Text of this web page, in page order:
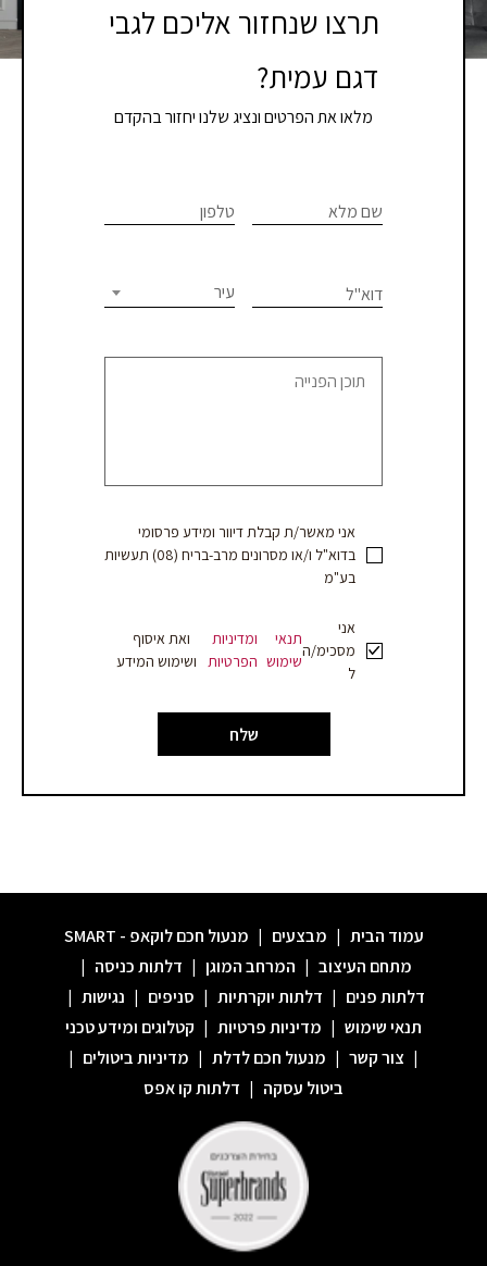
תרצו שנחזור אליכם לגבי
דגם עמית?
מלאו את הפרטים ונציג שלנו יחזור בהקדם
פגישת
או
הצעת
שם מלא טלפון
דוא"ל עיר
אני מאשר/ת קבלת דיוור ומידע פרסומי
בדוא"ל ו/או מסרונים מרב-בריח (08) תעשיות
בע"מ
אני
מסכימ/ה
ל
תנאי
שימוש
ומדיניות
הפרטיות
ואת איסוף
ושימוש המידע
שלח
are
this
field
עמוד הבית | מבצעים | מנעול חכם לוקאפ - SMART
מתחם העיצוב | המרחב המוגן | דלתות כניסה |
דלתות פנים | דלתות יוקרתיות | סניפים | נגישות |
תנאי שימוש | מדיניות פרטיות | קטלוגים ומידע טכני
| צור קשר | מנעול חכם לדלת | מדיניות ביטולים |
ביטול עסקה | דלתות קו אפס